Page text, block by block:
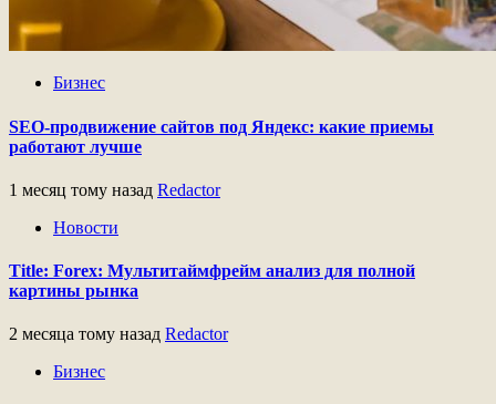
Бизнес
SEO-продвижение сайтов под Яндекс: какие приемы
работают лучше
1 месяц тому назад Redactor
Новости
Title: Forex: Мультитаймфрейм анализ для полной
картины рынка
2 месяца тому назад Redactor
Бизнес